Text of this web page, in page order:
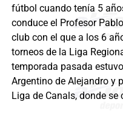
fútbol cuando tenía 5
conduce el Profesor
club con el que a los 6
torneos de la Liga
temporada pasada
Argentino de Alejandro y
Liga de Canals, donde